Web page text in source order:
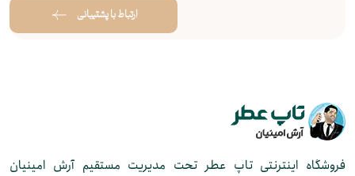
ارتباط با پشتیبانی
فروشگاه اینترنتی تاپ عطر تحت مدیریت مستقیم آرش امینیان